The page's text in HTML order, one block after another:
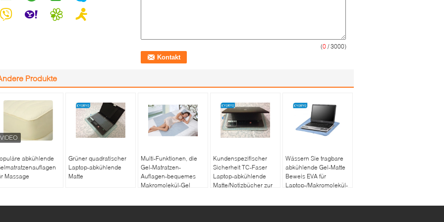
(0 / 3000)
Produkte
abkühlende
Massage
Grüner quadratischer
Laptop-abkühlende
Matte
Multi-Funktionen, die
Gel-Matratzen-
Auflagen-bequemes
Makromolekül-Gel
Kundenspezifischer
Sicherheit TC-Faser
Laptop-abkühlende
Matte/Notizbücher zur
Wässern Sie tragbare
abkühlende Gel-Matte
Beweis EVA für
Laptop-/Makromolekül-